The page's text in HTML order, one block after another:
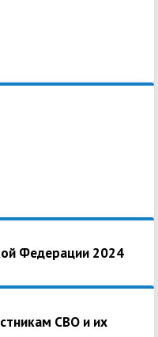
Федерации 2024
СВО и их